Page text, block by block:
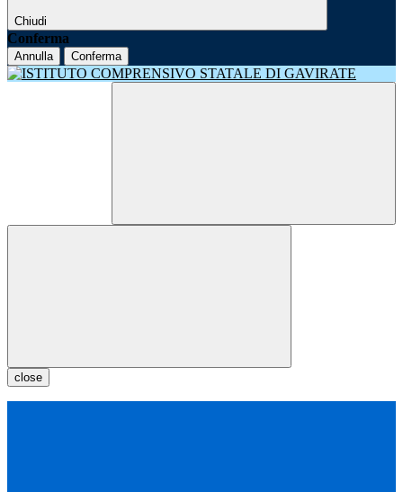
Chiudi
Conferma
Annulla Conferma
close